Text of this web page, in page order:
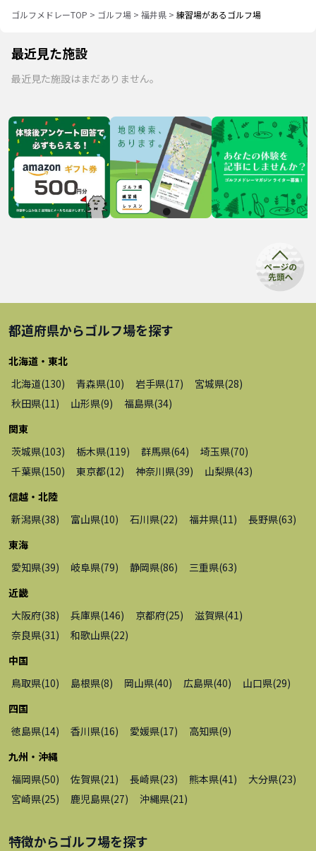
ゴルフメドレーTOP > ゴルフ場 > 福井県 > 練習場があるゴルフ場
最近見た施設
最近見た施設はまだありません。
都道府県からゴルフ場を探す
北海道・東北
北海道(130) 青森県(10) 岩手県(17) 宮城県(28)
秋田県(11 ) 山形県(9) 福島県(34)
関東
茨城県(103) 栃木県(119) 群馬県(64) 埼玉県(70)
千葉県(150) 東京都(12) 神奈川県(39) 山梨県(43)
信越・北陸
新潟県(38) 富山県(10) 石川県(22) 福井県(11 ) 長野県(63)
東海
愛知県(39) 岐阜県(79) 静岡県(86) 三重県(63)
近畿
大阪府(38) 兵庫県(146) 京都府(25) 滋賀県(41 )
奈良県(31 ) 和歌山県(22)
中国
鳥取県(10) 島根県(8) 岡山県(40) 広島県(40) 山口県(29)
四国
徳島県(14) 香川県(16) 愛媛県(17) 高知県(9)
九州・沖縄
福岡県(50) 佐賀県(21 ) 長崎県(23) 熊本県(41 ) 大分県(23)
宮崎県(25) 鹿児島県(27) 沖縄県(21 )
特徴からゴルフ場を探す